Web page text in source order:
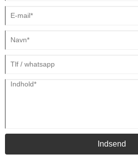
Indsend